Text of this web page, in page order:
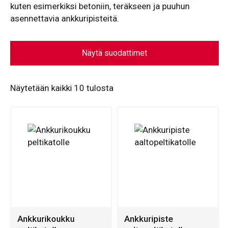
kuten esimerkiksi betoniin, teräkseen ja puuhun
asennettavia ankkuripisteitä.
Näytä suodattimet
Näytetään kaikki 10 tulosta
Ankkurikoukku
Ankkuripiste